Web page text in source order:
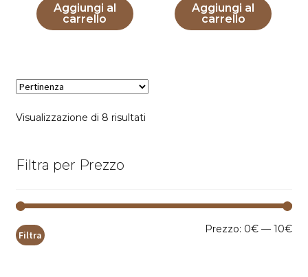
Aggiungi al
carrello
Aggiungi al
carrello
Visualizzazione di 8 risultatiPopolarità
Filtra per Prezzo
Filtra Prezzo: 0€ —10€